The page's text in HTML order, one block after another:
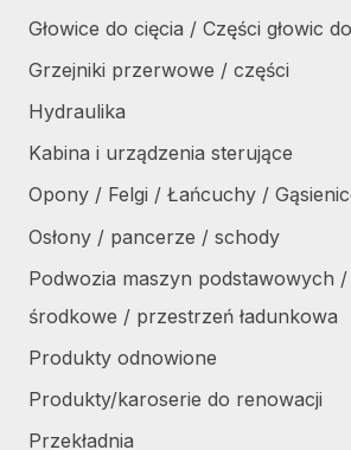
Głowice do cięcia / Części głowic
Grzejniki przerwowe / części
Hydraulika
Kabina i urządzenia sterujące
Opony / Felgi / Łańcuchy /
Osłony / pancerze / schody
Podwozia maszyn podstawowych
środkowe / przestrzeń ładunkowa
Produkty odnowione
Produkty/karoserie do renowacji
Przekładnia